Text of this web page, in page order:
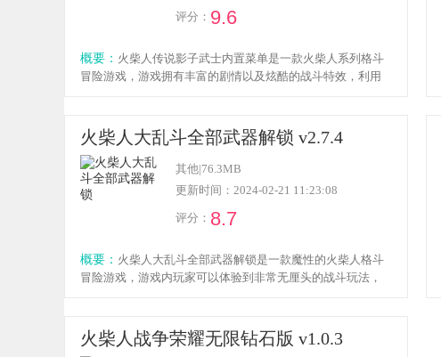
评分： 9.6
概要： 火柴人传说影子武士内置菜单是一款火柴人系列格斗
冒险游戏，游戏拥有丰富的剧情以及炫酷的战斗特效，利用
验！
火柴人大乱斗全部武器解锁 v2.7.4
其他|76.3MB
更新时间：2024-02-21 11:23:08
评分： 8.7
概要： 火柴人大乱斗全部武器解锁是一款魔性的火柴人格斗
冒险游戏，游戏内玩家可以体验到非常无厘头的战斗玩法，
小伙伴欢迎点击下载体验！
火柴人战争荣耀无限钻石版 v1.0.3